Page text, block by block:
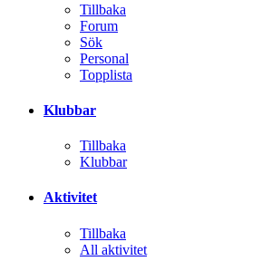
Tillbaka
Forum
Sök
Personal
Topplista
Klubbar
Tillbaka
Klubbar
Aktivitet
Tillbaka
All aktivitet